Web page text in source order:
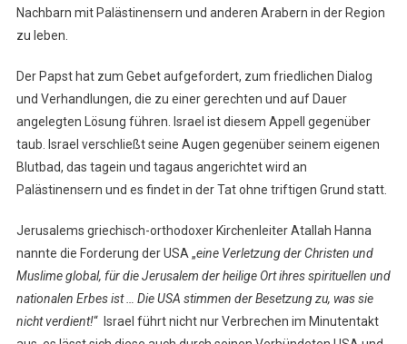
Nachbarn mit Palästinensern und anderen Arabern in der Region
zu leben.
Der Papst hat zum Gebet aufgefordert, zum friedlichen Dialog
und Verhandlungen, die zu einer gerechten und auf Dauer
angelegten Lösung führen. Israel ist diesem Appell gegenüber
taub. Israel verschließt seine Augen gegenüber seinem eigenen
Blutbad, das tagein und tagaus angerichtet wird an
Palästinensern und es findet in der Tat ohne triftigen Grund statt.
Jerusalems griechisch-orthodoxer Kirchenleiter Atallah Hanna
nannte die Forderung der USA „eine Verletzung der Christen und
Muslime global, für die Jerusalem der heilige Ort ihres spirituellen und
nationalen Erbes ist … Die USA stimmen der Besetzung zu, was sie
nicht verdient!“ Israel führt nicht nur Verbrechen im Minutentakt